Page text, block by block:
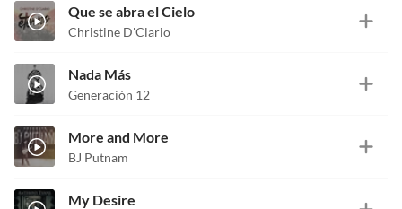
Que se abra el Cielo
Christine D'Clario
Nada Más
Generación 12
More and More
BJ Putnam
My Desire